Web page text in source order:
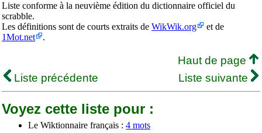
Liste conforme à la neuvième édition du dictionnaire officiel du
scrabble.
Les définitions sont de courts extraits de WikWik.org
et de
1Mot.net
.
Haut de page
Liste précédente
Liste suivante
Voyez cette liste pour :
Le Wiktionnaire français : 4 mots